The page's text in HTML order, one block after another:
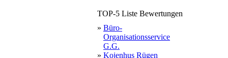
TOP-5 Liste Bewertungen
» Büro-
Organisationsservice
G.G.
» Kojenhus Rügen